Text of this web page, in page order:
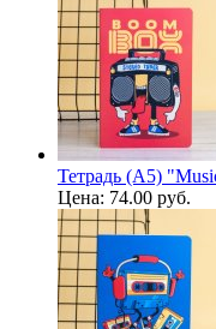
Тетрадь (A5)
Цена: 74.00 руб.